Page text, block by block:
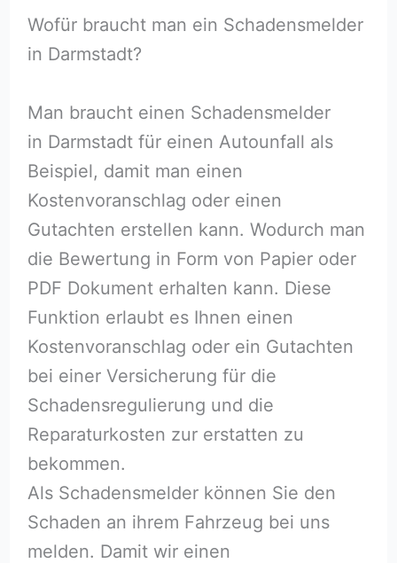
Wofür braucht man ein Schadensmelder
in Darmstadt?
Man braucht einen Schadensmelder
in Darmstadt für einen Autounfall als
Beispiel, damit man einen
Kostenvoranschlag oder einen
Gutachten erstellen kann. Wodurch man
die Bewertung in Form von Papier oder
PDF Dokument erhalten kann. Diese
Funktion erlaubt es Ihnen einen
Kostenvoranschlag oder ein Gutachten
bei einer Versicherung für die
Schadensregulierung und die
Reparaturkosten zur erstatten zu
bekommen.
Als Schadensmelder können Sie den
Schaden an ihrem Fahrzeug bei uns
melden. Damit wir einen